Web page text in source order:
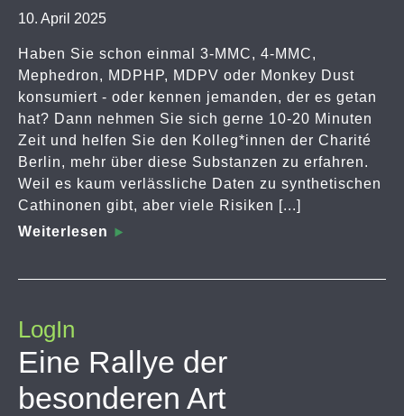
10. April 2025
Haben Sie schon einmal 3-MMC, 4-MMC,
Mephedron, MDPHP, MDPV oder Monkey Dust
konsumiert - oder kennen jemanden, der es getan
hat? Dann nehmen Sie sich gerne 10-20 Minuten
Zeit und helfen Sie den Kolleg*innen der Charité
Berlin, mehr über diese Substanzen zu erfahren.
Weil es kaum verlässliche Daten zu synthetischen
Cathinonen gibt, aber viele Risiken [...]
Weiterlesen
LogIn
Eine Rallye der
besonderen Art